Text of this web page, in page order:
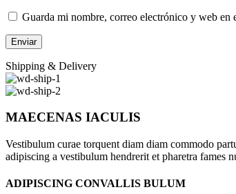
Guarda mi nombre, correo electrónico y web en
Shipping & Delivery
MAECENAS IACULIS
Vestibulum curae torquent diam diam commodo
adipiscing a vestibulum hendrerit et pharetra fames
ADIPISCING CONVALLIS BULUM